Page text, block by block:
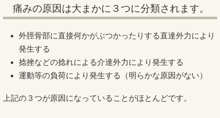
痛みの原因は大まかに３つに分類されます。
外脛骨部に直接何かがぶつかったりする直達外力により
発生する
捻挫などの捻れによる介達外力により発生する
運動等の負荷により発生する（明らかな原因がない）
上記の３つが原因になっていることがほとんどです。